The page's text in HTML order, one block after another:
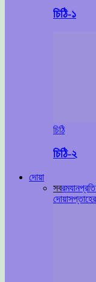
চিঠি-১
চিঠি
চিঠি-২
দোয়া
সবরমযানপ্রতি
দোয়া